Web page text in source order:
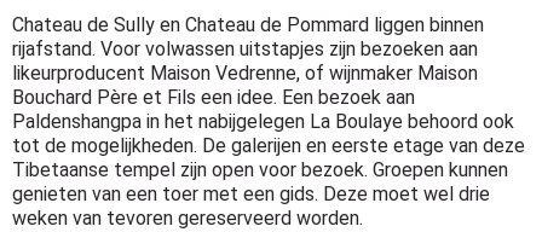
Chateau de Sully en Chateau de Pommard liggen binnen
rijafstand. Voor volwassen uitstapjes zijn bezoeken aan
likeurproducent Maison Vedrenne, of wijnmaker Maison
Bouchard Père et Fils een idee. Een bezoek aan
Paldenshangpa in het nabijgelegen La Boulaye behoord ook
tot de mogelijkheden. De galerijen en eerste etage van deze
Tibetaanse tempel zijn open voor bezoek. Groepen kunnen
genieten van een toer met een gids. Deze moet wel drie
weken van tevoren gereserveerd worden.